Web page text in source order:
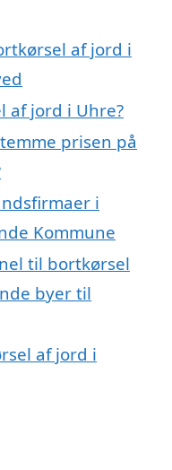
af jord i
af jord i Uhre?
prisen på
i
Kommune
til bortkørsel
byer til
af jord i